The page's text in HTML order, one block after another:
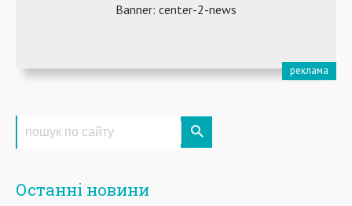
Останні новини